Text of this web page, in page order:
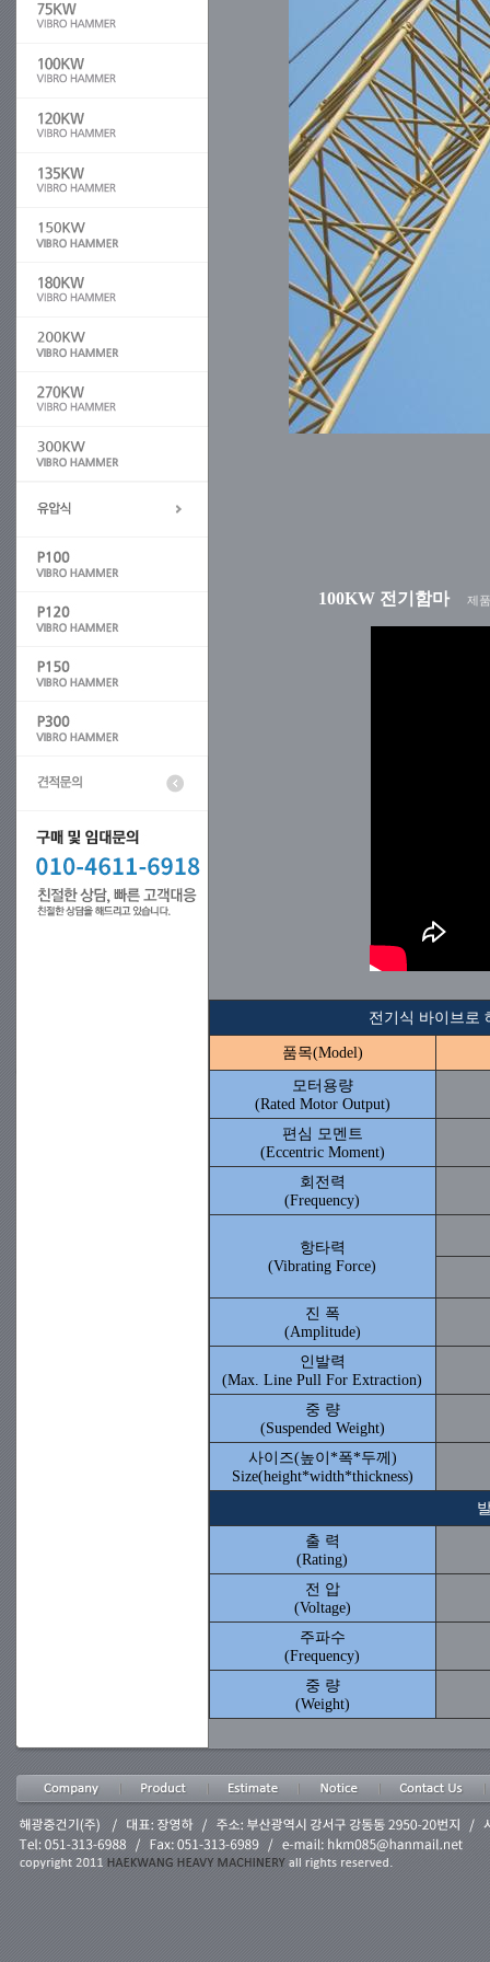
100KW 전기함마 제
전기식 바이브로
품목(Model)
모터용량
(Rated Motor Output)
편심 모멘트
(Eccentric Moment)
회전력
(Frequency)
항타력
(Vibrating Force)
진 폭
(Amplitude)
인발력
(Max. Line Pull For Extraction)
중 량
(Suspended Weight)
사이즈(높이*폭*두께)
Size(height*width*thickness)
출 력
(Rating)
전 압
(Voltage)
주파수
(Frequency)
중 량
(Weight)